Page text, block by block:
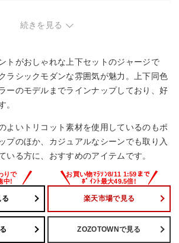
ザインは控えめ。
続きを見る
トがおしゃれな上下セットのジャージで
ラシックモダンな雰囲気が魅力。上下同色
ーのモデルまでラインナップしており、好
。
よいトリコット素材を使用しているのもポ
プのほか、カジュアルなシーンでも取り入
いる方に、おすすめのアイテムです。
楽天市場で見る
ZOZOTOWNで見る